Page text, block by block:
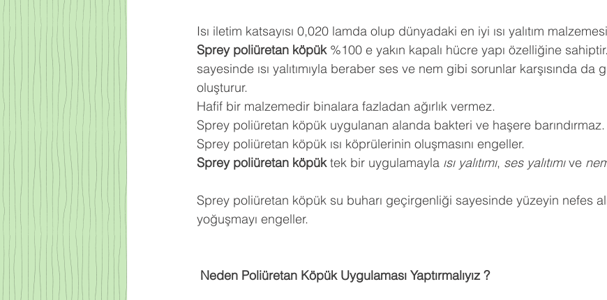
Isı iletim katsayısı 0,020 lamda olup dünyadaki en iyi ısı yalıtım
Sprey poliüretan köpük %100 e yakın kapalı hücre yapı özelliğine
sayesinde ısı yalıtımıyla beraber ses ve nem gibi sorunlar karşısında da
oluşturur.
Hafif bir malzemedir binalara fazladan ağırlık vermez.
Sprey poliüretan köpük uygulanan alanda bakteri ve haşere barındırmaz.
Sprey poliüretan köpük ısı köprülerinin oluşmasını engeller.
Sprey poliüretan köpük tek bir uygulamayla ısı yalıtımı, ses yalıtımı ve
Sprey poliüretan köpük su buharı geçirgenliği sayesinde yüzeyin nefes
yoğuşmayı engeller.
Neden Poliüretan Köpük Uygulaması Yaptırmalıyız ?